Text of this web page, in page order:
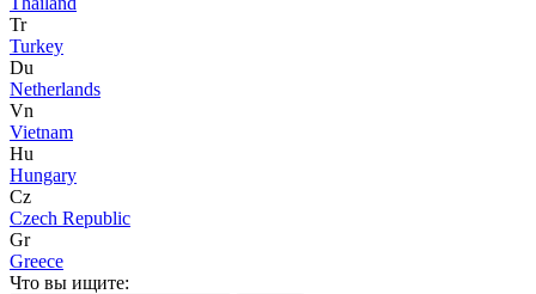
Tr
Turkey
Du
Netherlands
Vn
Vietnam
Hu
Hungary
Cz
Czech Republic
Gr
Greece
Что вы ищите: